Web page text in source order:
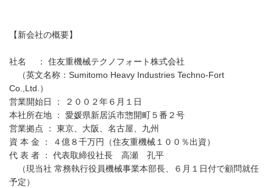
【新会社の概要】
社名 ： 住友重機械テクノフォート株式会社
（英文名称：Sumitomo Heavy Industries Techno-Fort
Co.,Ltd.）
営業開始日 ： ２００２年６月１日
本社所在地 ： 愛媛県新居浜市惣開町５番２号
営業拠点 ： 東京、大阪、名古屋、九州
資 本 金 ： ４億８千万円（住友重機械１００％出資）
代 表 者 ： 代表取締役社長 高瀬 孔平
（現当社 常務執行役員機械事業本部長、６月１日付で顧問就任
予定）